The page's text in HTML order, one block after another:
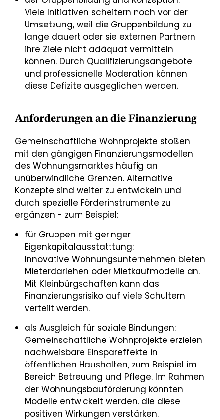
Viele Initiativen scheitern noch vor der
Umsetzung, weil die Gruppenbildung zu
lange dauert oder sie externen Partnern
ihre Ziele nicht adäquat vermitteln
können. Durch Qualifizierungsangebote
und professionelle Moderation können
diese Defizite ausgeglichen werden.
Anforderungen an die Finanzierung
Gemeinschaftliche Wohnprojekte stoßen
mit den gängigen Finanzierungsmodellen
des Wohnungsmarktes häufig an
unüberwindliche Grenzen. Alternative
Konzepte sind weiter zu entwickeln und
durch spezielle Förderinstrumente zu
ergänzen - zum Beispiel:
für Gruppen mit geringer
Eigenkapitalausstatttung:
Innovative Wohnungsunternehmen bieten
Mieterdarlehen oder Mietkaufmodelle an.
Mit Kleinbürgschaften kann das
Finanzierungsrisiko auf viele Schultern
verteilt werden.
als Ausgleich für soziale Bindungen:
Gemeinschaftliche Wohnprojekte erzielen
nachweisbare Einspareffekte in
öffentlichen Haushalten, zum Beispiel im
Bereich Betreuung und Pflege. Im Rahmen
der Wohnungsbauförderung könnten
Modelle entwickelt werden, die diese
positiven Wirkungen verstärken.